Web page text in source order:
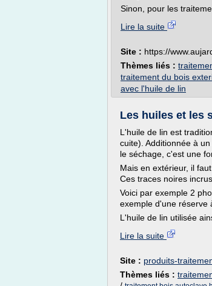
Sinon, pour les
Lire la suite
Site : https://
Thèmes liés :
traitement du bois
avec l'huile de lin
Les huiles et les
L'huile de lin est
cuite). Additionnée à
le séchage, c'est une
Mais en extérieur, il
Ces traces noires
Voici par exemple 2
exemple d'une réserve
L'huile de lin utilisée
Lire la suite
Site : produits-
Thèmes liés :